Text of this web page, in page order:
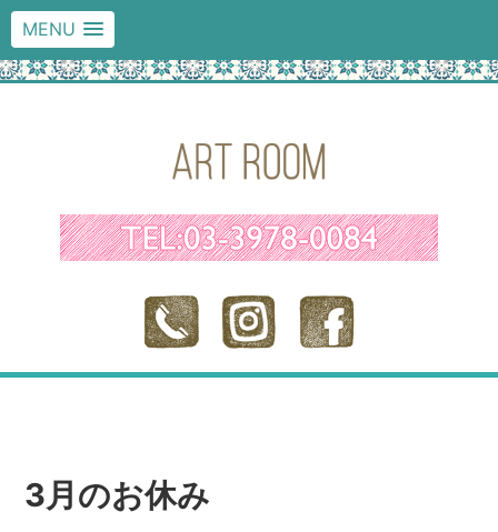
MENU
3月のお休み